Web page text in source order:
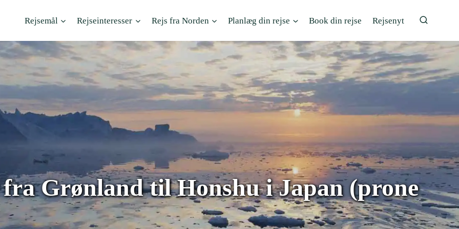
Rejsemål Rejseinteresser Rejs fra Norden Planlæg din rejse Book din rejse Rejsenyt
fra Grønland til Honshu i Japan (prone